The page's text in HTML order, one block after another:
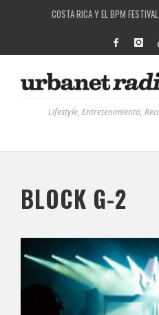
RUTAS NATURBANAS: EL PROYECTO
RECORDANDO LA EXPERIENCIA BPM:
Lifestyle, Entretenimiento,
BLOCK G-2